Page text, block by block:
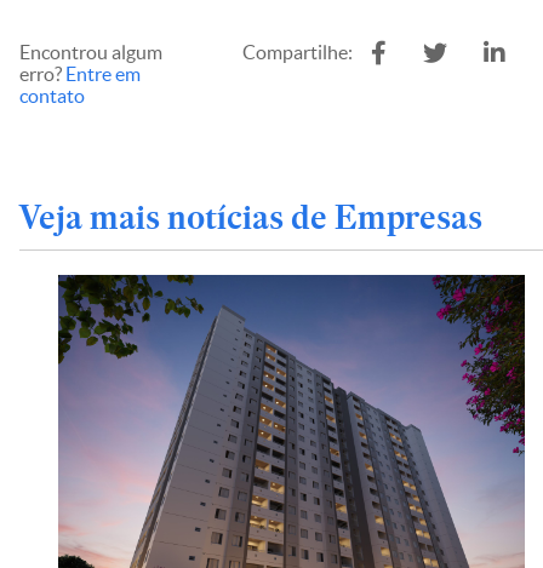
Encontrou algum
erro? Entre em
contato
Compartilhe:
Veja mais notícias de Empresas